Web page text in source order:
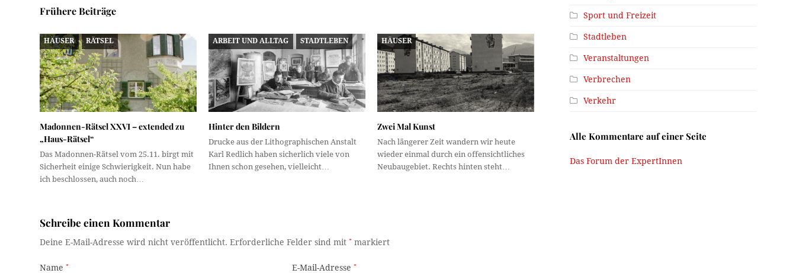
Frühere Beiträge
HÄUSER RÄTSEL
Madonnen-Rätsel XXVI – extended zu
„Haus-Rätsel“
Das Madonnen-Rätsel vom 25.11. birgt mit
Sicherheit einige Schwierigkeit. Nun habe
ich beschlossen, auch noch…
ARBEIT UND ALLTAG STADTLEBEN
Hinter den Bildern
Drucke aus der Lithographischen Anstalt
Karl Redlich haben sicherlich viele von
Ihnen schon gesehen, vielleicht…
HÄUSER
Zwei Mal Kunst
Nach längerer Zeit wandern wir heute
wieder einmal durch ein offensichtliches
Neubaugebiet. Rechts hinten steht…
Schreibe einen Kommentar
Deine E-Mail-Adresse wird nicht veröffentlicht. Erforderliche Felder sind mit* markiert
Name* E-Mail-Adresse *
Sport und Freizeit
Stadtleben
Veranstaltungen
Verbrechen
Verkehr
Alle Kommentare auf einer Seite
Das Forum der ExpertInnen